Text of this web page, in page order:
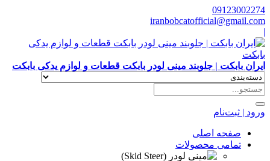
09123002274
iranbobcatofficial@gmail.com
|
ایران بابکت | جلوبند مینی لودر بابکت قطعات و لوازم یدکی بابکت
ورود | ثبت‌نام
صفحه اصلی
تمامی محصولات